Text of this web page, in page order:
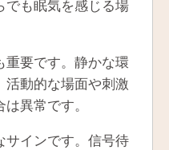
でも眠気を感じる場
重要です。静かな環
活動的な場面や刺激
異常です。
サインです。信号待